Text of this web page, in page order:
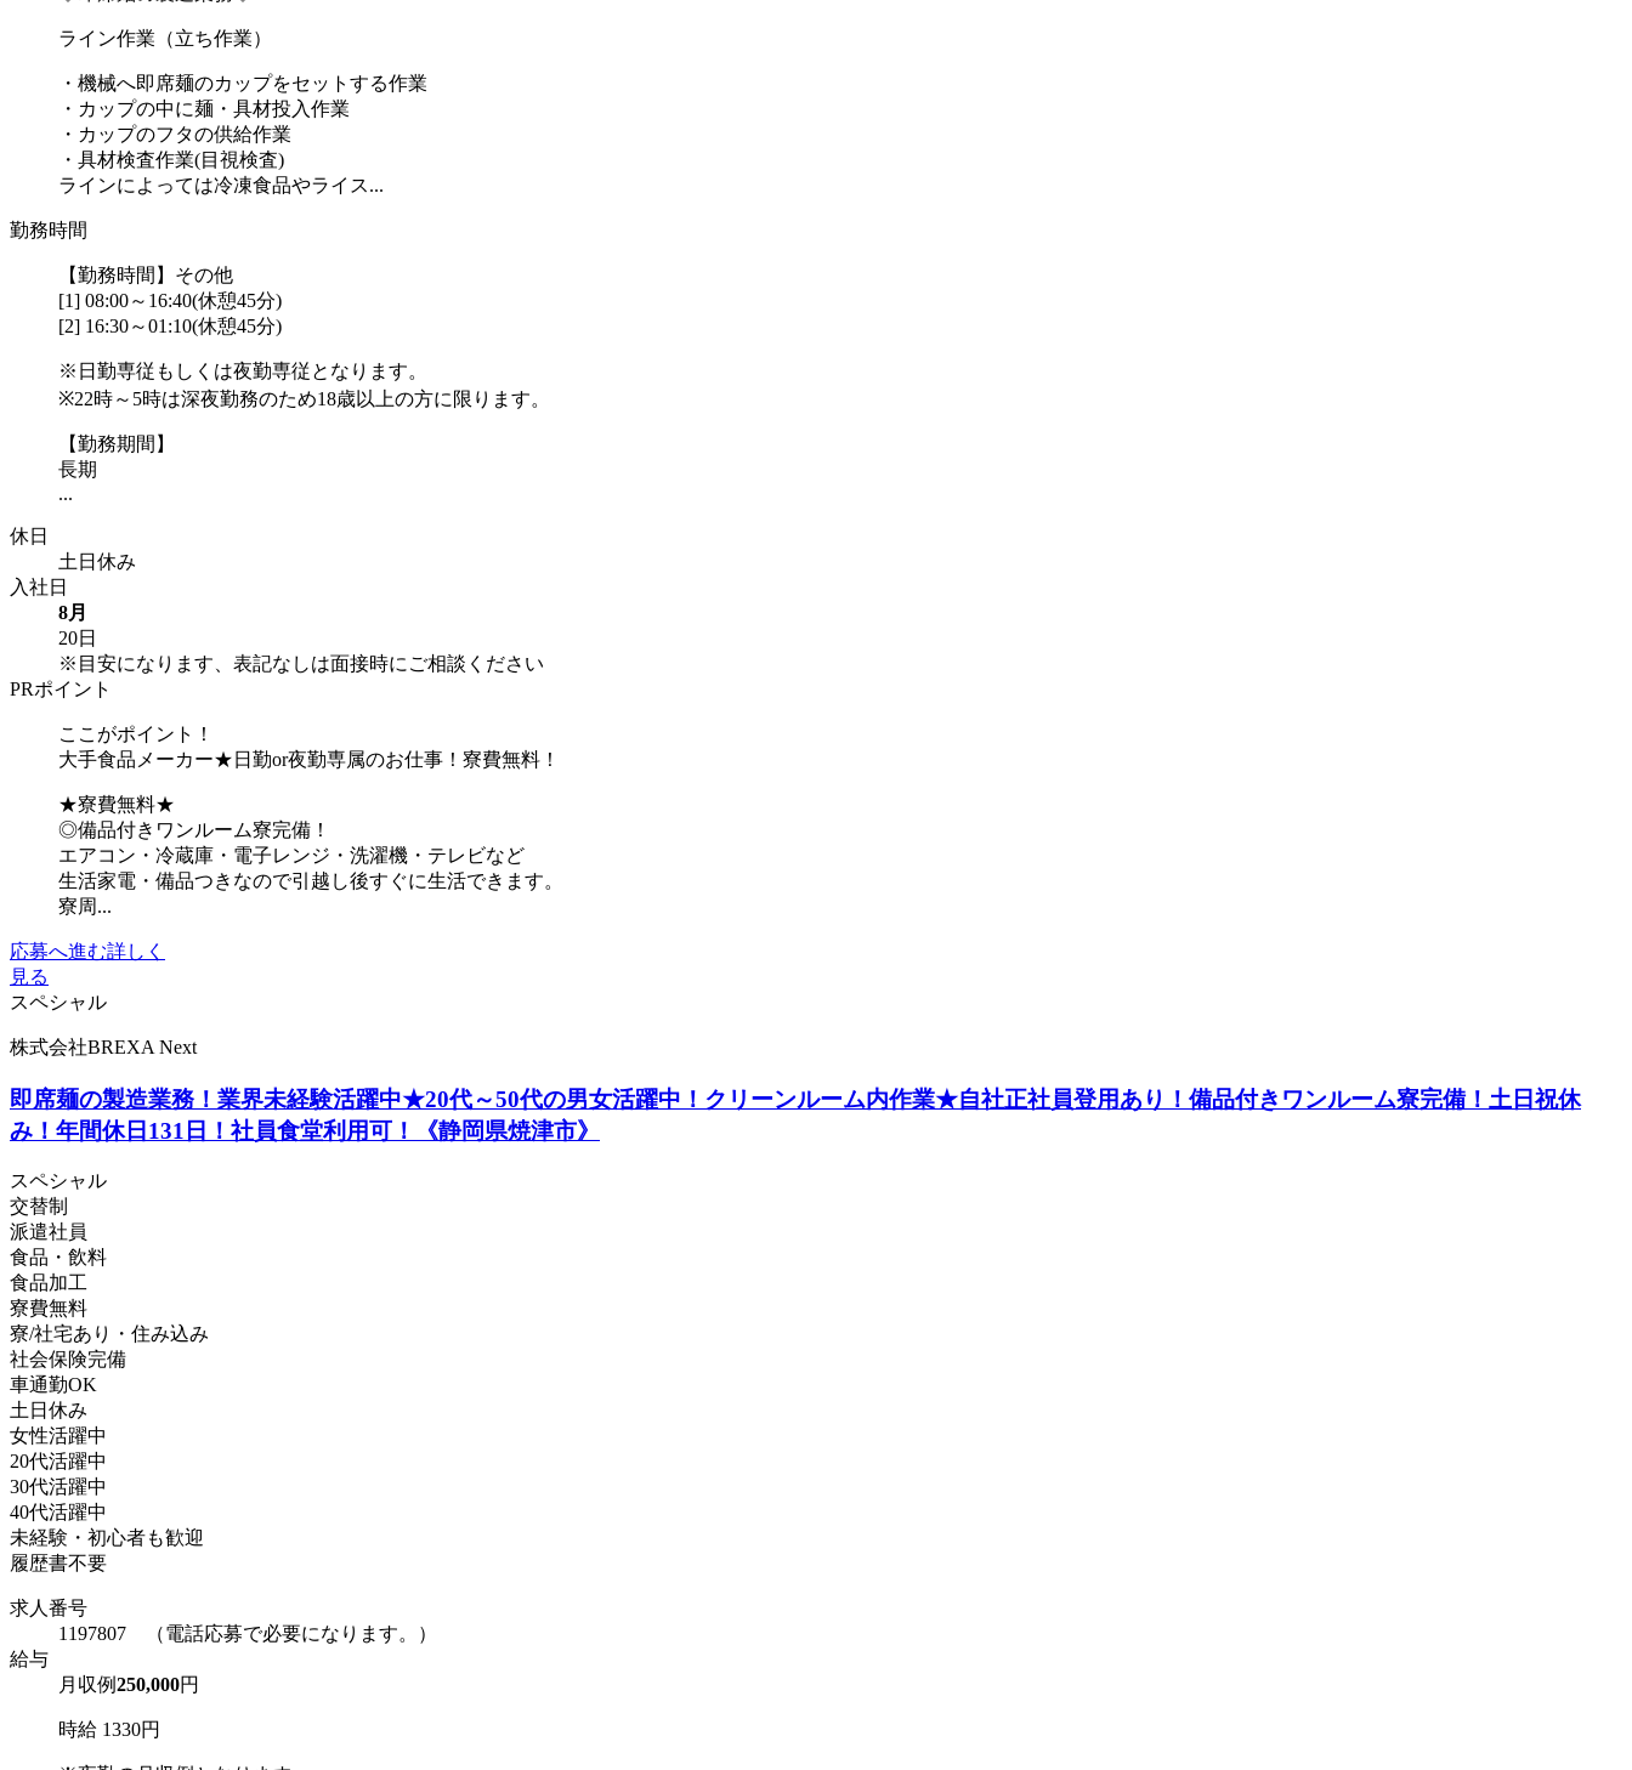
ライン作業（立ち作業）
・機械へ即席麺のカップをセットする作業
・カップの中に麺・具材投入作業
・カップのフタの供給作業
・具材検査作業(目視検査)
ラインによっては冷凍食品やライス...
勤務時間
【勤務時間】その他
[1] 08:00～16:40(休憩45分)
[2] 16:30～01:10(休憩45分)
※日勤専従もしくは夜勤専従となります。
※22時～5時は深夜勤務のため18歳以上の方に限ります。
【勤務期間】
長期
...
休日
土日休み
入社日
8月
20日
※目安になります、表記なしは面接時にご相談ください
PRポイント
ここがポイント！
大手食品メーカー★日勤or夜勤専属のお仕事！寮費無料！
★寮費無料★
◎備品付きワンルーム寮完備！
エアコン・冷蔵庫・電子レンジ・洗濯機・テレビなど
生活家電・備品つきなので引越し後すぐに生活できます。
寮周...
応募へ進む詳しく
見る
スペシャル
株式会社BREXA Next
即席麺の製造業務！業界未経験活躍中★20代～50代の男女活躍中！クリーンルーム内作業★自社正社員登用あり！備品付きワンルーム寮完備！土日祝休
み！年間休日131日！社員食堂利用可！《静岡県焼津市》
スペシャル
交替制
派遣社員
食品・飲料
食品加工
寮費無料
寮/社宅あり・住み込み
社会保険完備
車通勤OK
土日休み
女性活躍中
20代活躍中
30代活躍中
40代活躍中
未経験・初心者も歓迎
履歴書不要
求人番号
1197807 （電話応募で必要になります。）
給与
月収例250,000円
時給 1330円